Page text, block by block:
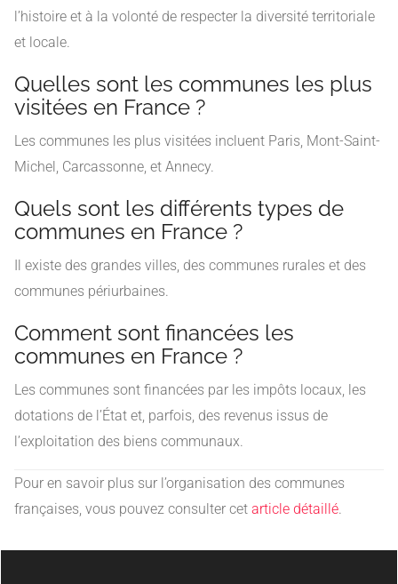
l’histoire et à la volonté de respecter la diversité territoriale
et locale.
Quelles sont les communes les plus
visitées en France ?
Les communes les plus visitées incluent Paris, Mont-Saint-
Michel, Carcassonne, et Annecy.
Quels sont les différents types de
communes en France ?
Il existe des grandes villes, des communes rurales et des
communes périurbaines.
Comment sont financées les
communes en France ?
Les communes sont financées par les impôts locaux, les
dotations de l’État et, parfois, des revenus issus de
l’exploitation des biens communaux.
Pour en savoir plus sur l’organisation des communes
françaises, vous pouvez consulter cet article détaillé